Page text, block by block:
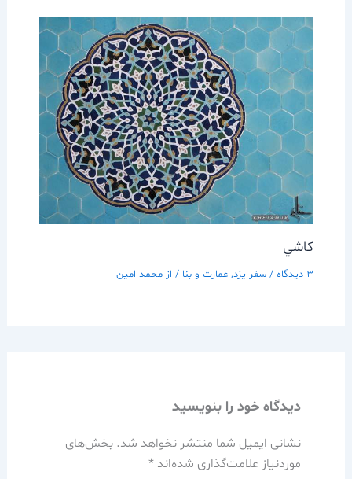
كاشي
3 دیدگاه / سفر يزد, عمارت و بنا / از محمد امین
دیدگاه‌ خود را بنویسید
نشانی ایمیل شما منتشر نخواهد شد. بخش‌های
موردنیاز علامت‌گذاری شده‌اند *